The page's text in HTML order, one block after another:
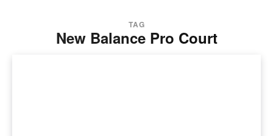
TAG
New Balance Pro Court